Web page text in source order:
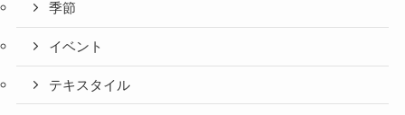
季節
イベント
テキスタイル